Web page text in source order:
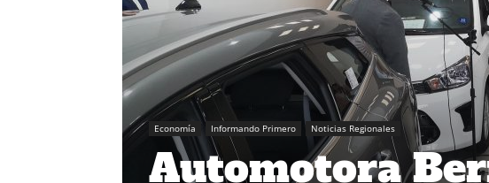
Economía Informando Primero Noticias Regionales
Automotora